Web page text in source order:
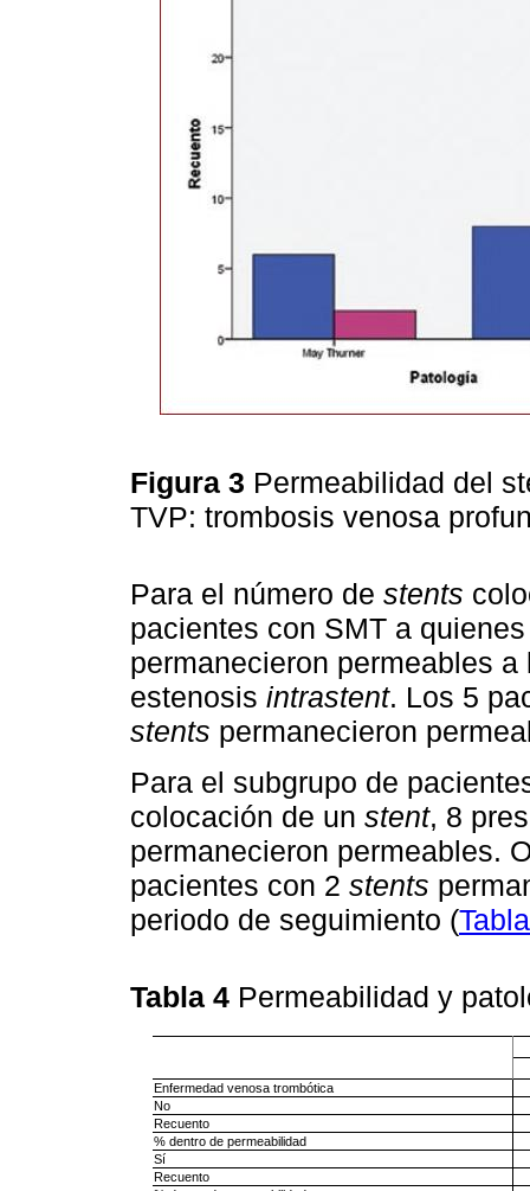
Figura 3 Permeabilidad del
TVP: trombosis venosa
Para el número de stents
pacientes con SMT a
permanecieron permeables
estenosis intrastent. Los 5
stents permanecieron
Para el subgrupo de
colocación de un stent, 8
permanecieron permeables.
pacientes con 2 stents
periodo de seguimiento (
Tabla 4 Permeabilidad y
Enfermedad venosa trombótica
No
Recuento
% dentro de permeabilidad
Sí
Recuento